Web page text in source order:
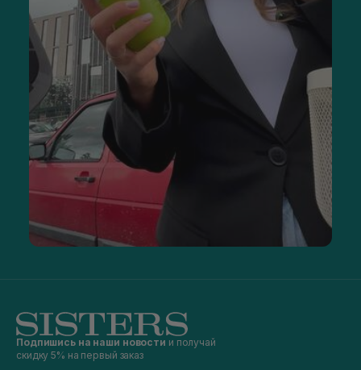
Подпишись на наши новости и получай
скидку 5% на первый заказ